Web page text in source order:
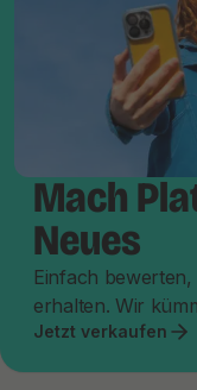
Mach
Neues
Einfach bewerten,
erhalten. Wir
Jetzt verkaufen